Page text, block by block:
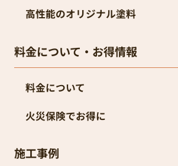
高性能のオリジナル塗料
料金について・お得情報
料金について
火災保険でお得に
施工事例